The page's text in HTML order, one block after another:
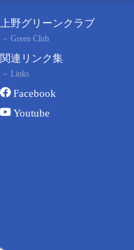
上野グリーンクラブ
Green Club
関連リンク集
Links
Facebook
Youtube